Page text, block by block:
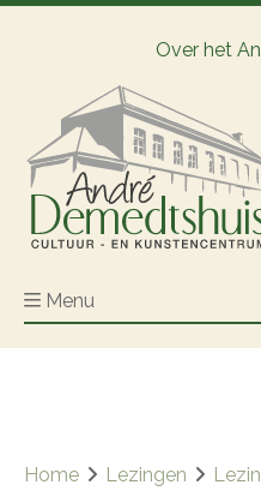
Over het
Menu
Home Lezingen